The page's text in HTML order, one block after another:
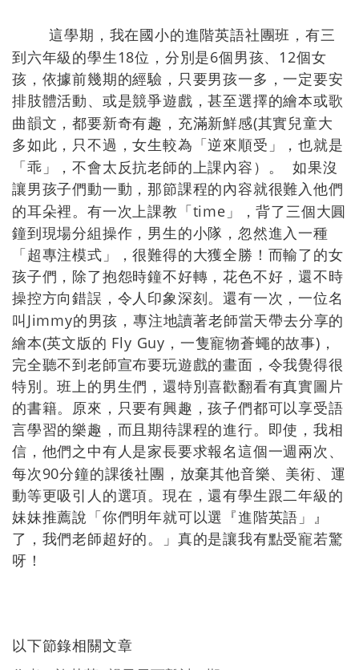
這學期，我在國小的進階英語社團班，有三
到六年級的學生 18位，分別是6個男孩、 12個女
孩，依據前幾期的經驗，只要男孩一多，一定要安
排肢體活動、或是競爭遊戲，甚至選擇的繪本或歌
曲韻文，都要新奇有趣，充滿新鮮感(其實兒童大
多如此，只不過，女生較為「逆來順受」，也就是
「乖」，不會太反抗老師的上課內容）。
如果沒
讓男孩子們動一動，那節課程的內容就很難入他們
的耳朵裡。有一次上課教「 time 」，背了三個大圓
鐘到現場分組操作，男生的小隊，忽然進入一種
「超專注模式」，很難得的大獲全勝！而輸了的女
孩子們，除了抱怨時鐘不好轉，花色不好，還不時
操控方向錯誤，令人印象深刻。還有一次，一位名
叫 Jimmy的男孩，專注地讀著老師當天帶去分享的
繪本(英文版的 Fly Guy ，一隻寵物蒼蠅的故事) ，
完全聽不到老師宣布要玩遊戲的畫面，令我覺得很
特別。班上的男生們，還特別喜歡翻看有真實圖片
的書籍。原來，只要有興趣，孩子們都可以享受語
言學習的樂趣，而且期待課程的進行。即使，我相
信，他們之中有人是家長要求報名這個一週兩次、
每次 90分鐘的課後社團，放棄其他音樂、美術、運
動等更吸引人的選項。現在，還有學生跟二年級的
妹妹推薦說「你們明年就可以選『進階英語」』
了，我們老師超好的。」真的是讓我有點受寵若驚
呀！
以下節錄相關文章